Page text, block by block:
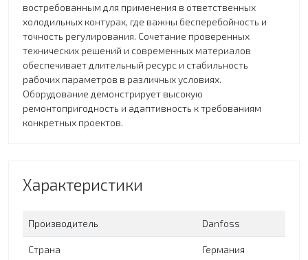
востребованным для применения в ответственных
холодильных контурах, где важны бесперебойность и
точность регулирования. Сочетание проверенных
технических решений и современных материалов
обеспечивает длительный ресурс и стабильность
рабочих параметров в различных условиях.
Оборудование демонстрирует высокую
ремонтопригодность и адаптивность к требованиям
конкретных проектов.
Характеристики
Производитель Danfoss
Страна Германия